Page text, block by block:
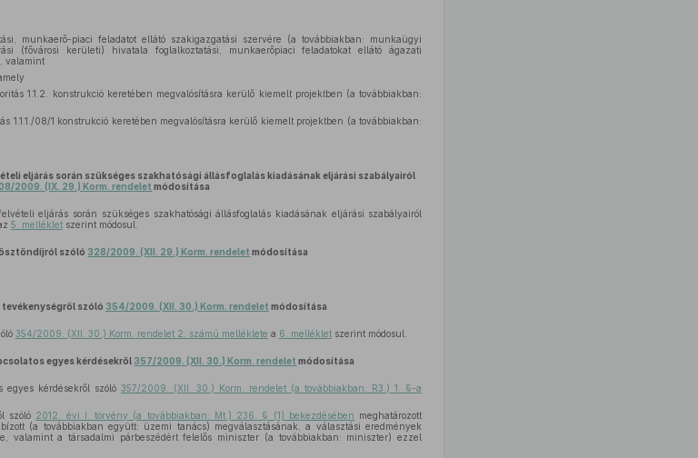
munkaerő-piaci feladatot ellátó szakigazgatási szervére (a továbbiakban: munkaügyi
(fővárosi kerületi) hivatala foglalkoztatási, munkaerőpiaci feladatokat ellátó ágazati
valamint
1.1.2. konstrukció keretében megvalósításra kerülő kiemelt projektben (a továbbiakban:
1.1.1./08/1 konstrukció keretében megvalósításra kerülő kiemelt projektben (a továbbiakban:
eljárás során szükséges szakhatósági állásfoglalás kiadásának eljárási szabályairól
2009. (IX. 29.) Korm. rendelet módosítása
eljárás során szükséges szakhatósági állásfoglalás kiadásának eljárási szabályairól
5. mellékletszerint módosul.
szóló 328/2009. (XII. 29.) Korm. rendelet módosítása
szóló 354/2009. (XII. 30.) Korm. rendelet módosítása
354/2009. (XII. 30.) Korm. rendelet 2. számú melléklete a 6. mellékletszerint módosul.
egyes kérdésekről 357/2009. (XII. 30.) Korm. rendelet módosítása
egyes kérdésekről szóló 357/2009. (XII. 30.) Korm. rendelet (a továbbiakban: R3.) 1. §-a
szóló 2012. évi I. törvény (a továbbiakban: Mt.) 236. § (1) bekezdésében meghatározott
(a továbbiakban együtt: üzemi tanács) megválasztásának, a választási eredmények
valamint a társadalmi párbeszédért felelős miniszter (a továbbiakban: miniszter) ezzel